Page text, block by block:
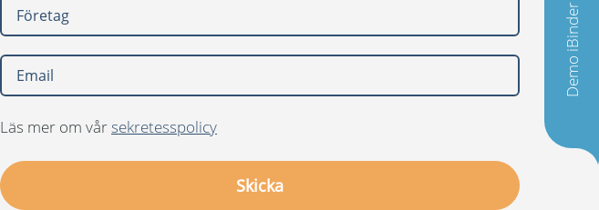
Läs mer om vårsekretesspolicy
Demo iBinder